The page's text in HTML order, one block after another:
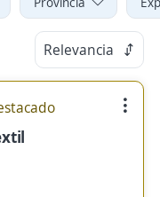
Relevancia